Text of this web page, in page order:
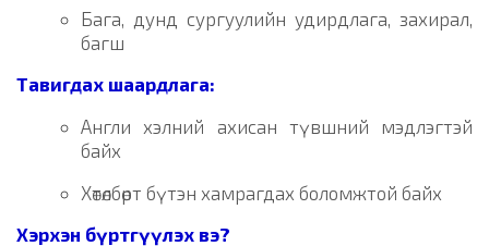
Бага, дунд сургуулийн удирдлага, захирал,
багш
Тавигдах шаардлага:
Англи хэлний ахисан түвшний мэдлэгтэй
байх
Хөтөлбөрт бүтэн хамрагдах боломжтой байх
Хэрхэн бүртгүүлэх вэ?